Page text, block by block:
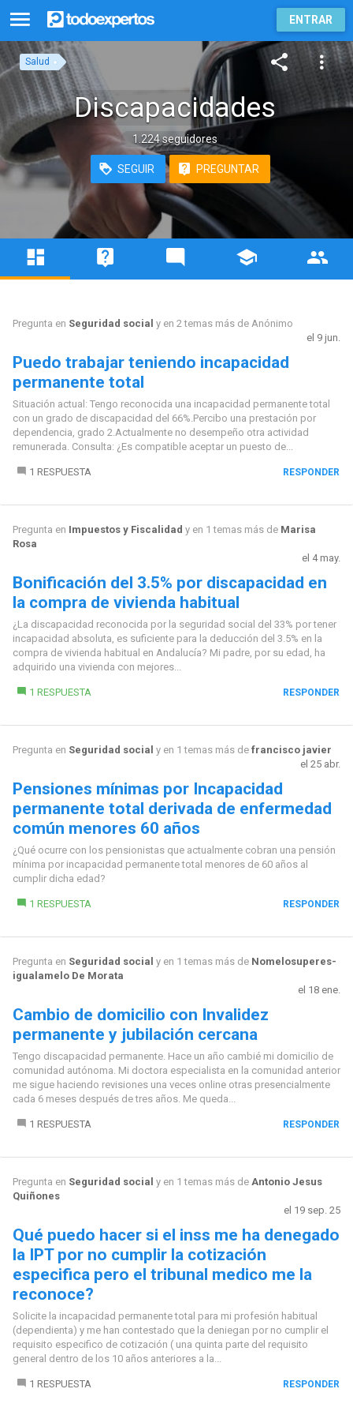
ENTRAR
Salud
Discapacidades
1.224 seguidores
SEGUIR PREGUNTAR
Pregunta en Seguridad social y en 2 temas más de Anónimo
el 9 jun.
Puedo trabajar teniendo incapacidad
permanente total
Situación actual: Tengo reconocida una incapacidad permanente total
con un grado de discapacidad del 66%.Percibo una prestación por
dependencia, grado 2.Actualmente no desempeño otra actividad
remunerada. Consulta: ¿Es compatible aceptar un puesto de...
1 RESPUESTA RESPONDER
Pregunta en Impuestos y Fiscalidad y en 1 temas más de Marisa
Rosa
el 4 may.
Bonificación del 3.5% por discapacidad en
la compra de vivienda habitual
¿La discapacidad reconocida por la seguridad social del 33% por tener
incapacidad absoluta, es suficiente para la deducción del 3.5% en la
compra de vivienda habitual en Andalucía? Mi padre, por su edad, ha
adquirido una vivienda con mejores...
1 RESPUESTA RESPONDER
Pregunta en Seguridad social y en 1 temas más de francisco javier
el 25 abr.
Pensiones mínimas por Incapacidad
permanente total derivada de enfermedad
común menores 60 años
¿Qué ocurre con los pensionistas que actualmente cobran una pensión
mínima por incapacidad permanente total menores de 60 años al
cumplir dicha edad?
1 RESPUESTA RESPONDER
Pregunta en Seguridad social y en 1 temas más de Nomelosuperes-
igualamelo De Morata
el 18 ene.
Cambio de domicilio con Invalidez
permanente y jubilación cercana
Tengo discapacidad permanente. Hace un año cambié mi domicilio de
comunidad autónoma. Mi doctora especialista en la comunidad anterior
me sigue haciendo revisiones una veces online otras presencialmente
cada 6 meses después de tres años. Me queda...
1 RESPUESTA RESPONDER
Pregunta en Seguridad social y en 1 temas más de Antonio Jesus
Quiñones
el 19 sep. 25
Qué puedo hacer si el inss me ha denegado
la IPT por no cumplir la cotización
especifica pero el tribunal medico me la
reconoce?
Solicite la incapacidad permanente total para mi profesión habitual
(dependienta) y me han contestado que la deniegan por no cumplir el
requisito especifico de cotización ( una quinta parte del requisito
general dentro de los 10 años anteriores a la...
1 RESPUESTA RESPONDER